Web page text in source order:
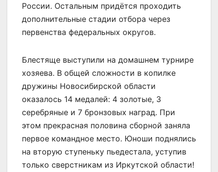
России. Остальным придётся проходить
дополнительные стадии отбора через
первенства федеральных округов.
Блестяще выступили на домашнем турнире
хозяева. В общей сложности в копилке
дружины Новосибирской области
оказалось 14 медалей: 4 золотые, 3
серебряные и 7 бронзовых наград. При
этом прекрасная половина сборной заняла
первое командное место. Юноши поднялись
на вторую ступеньку пьедестала, уступив
только сверстникам из Иркутской области!